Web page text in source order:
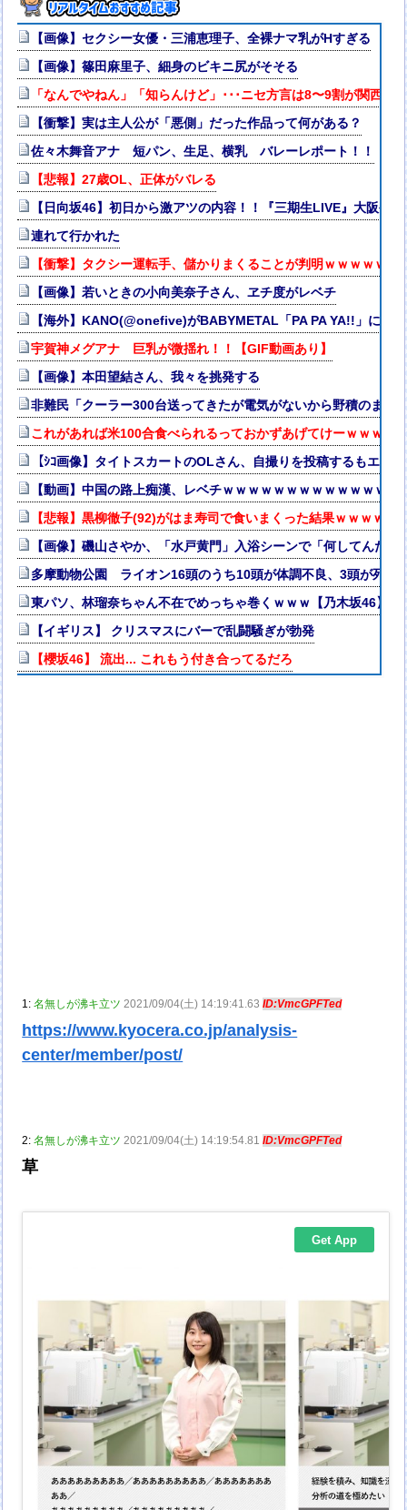
【画像】セクシー女優・三浦恵理子、全裸ナマ乳がHすぎる
【画像】篠田麻里子、細身のビキニ尻がそそる
「なんでやねん」「知らんけど」･･･ニセ方言は8〜9割が関西
【衝撃】実は主人公が「悪側」だった作品って何がある？
佐々木舞音アナ 短パン、生足、横乳 バレーレポート！！
【悲報】27歳OL、正体がバレる
【日向坂46】初日から激アツの内容！！『三期生LIVE』大阪公
連れて行かれた
【衝撃】タクシー運転手、儲かりまくることが判明ｗｗｗｗｗ
【画像】若いときの小向美奈子さん、ヱチ度がレベチ
【海外】KANO(@onefive)がBABYMETAL「PA PA YA!!」に合
宇賀神メグアナ 巨乳が微揺れ！！【GIF動画あり】
【画像】本田望結さん、我々を挑発する
非難民「クーラー300台送ってきたが電気がないから野積のまま
これがあれば米100合食べられるっておかずあげてけーｗｗｗｗ
【ｼｺ画像】タイトスカートのOLさん、自撮りを投稿するもエ口
【動画】中国の路上痴漢、レベチｗｗｗｗｗｗｗｗｗｗｗｗｗｗ
【悲報】黒柳徹子(92)がはま寿司で食いまくった結果ｗｗｗｗ
【画像】磯山さやか、「水戸黄門」入浴シーンで「何してんだ！
多摩動物公園 ライオン16頭のうち10頭が体調不良、3頭が死
東パソ、林瑠奈ちゃん不在でめっちゃ巻くｗｗｗ【乃木坂46】
【イギリス】 クリスマスにバーで乱闘騒ぎが勃発
【櫻坂46】 流出... これもう付き合ってるだろ
1:名無しが沸キ立ツ 2021/09/04(土) 14:19:41.63ID:VmcGPFTed
https://www.kyocera.co.jp/analysis-
center/member/post/
2:名無しが沸キ立ツ 2021/09/04(土) 14:19:54.81ID:VmcGPFTed
草